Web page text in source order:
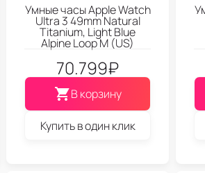
Умные часы Apple Watch
Ultra 3 49mm Natural
Titanium, Light Blue
Alpine Loop M (US)
70.799₽
В корзину
Купить в один клик